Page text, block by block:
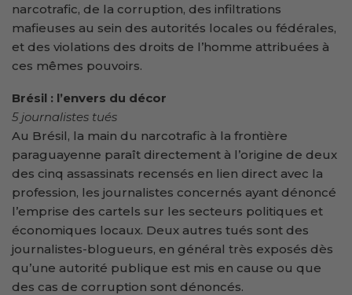
narcotrafic, de la corruption, des infiltrations
mafieuses au sein des autorités locales ou fédérales,
et des violations des droits de l’homme attribuées à
ces mêmes pouvoirs.
Brésil : l’envers du décor
5 journalistes tués
Au Brésil, la main du narcotrafic à la frontière
paraguayenne paraît directement à l’origine de deux
des cinq assassinats recensés en lien direct avec la
profession, les journalistes concernés ayant dénoncé
l’emprise des cartels sur les secteurs politiques et
économiques locaux. Deux autres tués sont des
journalistes-blogueurs, en général très exposés dès
qu’une autorité publique est mis en cause ou que
des cas de corruption sont dénoncés.